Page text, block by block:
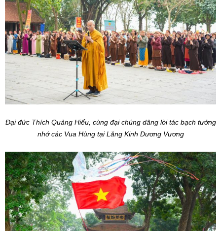
Đại đức Thích Quảng Hiếu, cùng đại chúng dâng lời tác bạch tưởng
nhớ các Vua Hùng tại Lăng Kinh Dương Vương